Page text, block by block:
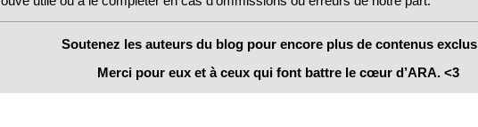
Soutenez les auteurs du blog pour encore plus de contenus
Merci pour eux et à ceux qui font battre le cœur d’ARA. <3